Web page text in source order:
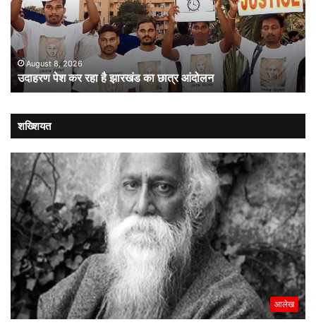
है
झारखंड
का
छात्र
आंदोलनAugust 8, 2026
उदाहरण पेश कर रहा है झारखंड का छात्र आंदोलन
:
कब
शख्शियत
आलेख